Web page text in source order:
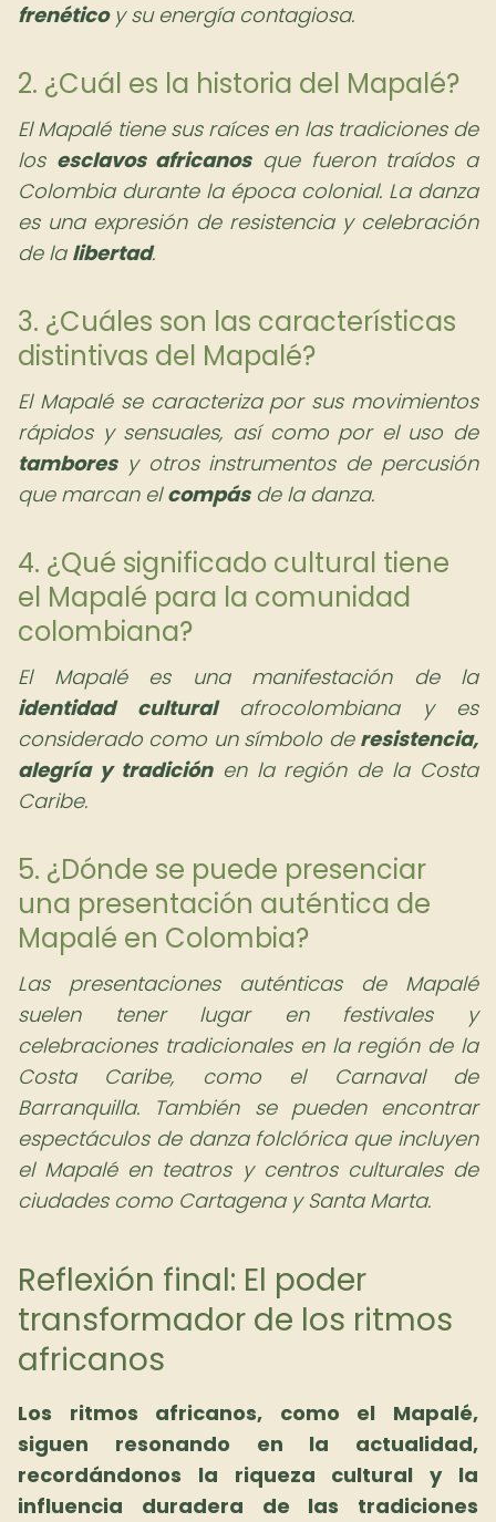
frenéticoy su energía contagiosa.
2. ¿Cuál es la historia del Mapalé?
El Mapalé tiene sus raíces en las tradiciones de
los esclavos africanosque fueron traídos a
Colombia durante la época colonial. La danza
es una expresión de resistencia y celebración
de la libertad.
3. ¿Cuáles son las características
distintivas del Mapalé?
El Mapalé se caracteriza por sus movimientos
rápidos y sensuales, así como por el uso de
tamboresy otros instrumentos de percusión
que marcan elcompásde la danza.
4. ¿Qué significado cultural tiene
el Mapalé para la comunidad
colombiana?
El Mapalé es una manifestación de la
identidad culturalafrocolombiana y es
considerado como un símbolo de resistencia,
alegría y tradiciónen la región de la Costa
Caribe.
5. ¿Dónde se puede presenciar
una presentación auténtica de
Mapalé en Colombia?
Las presentaciones auténticas de Mapalé
suelen tener lugar en festivales y
celebraciones tradicionales en la región de la
Costa Caribe, como el Carnaval de
Barranquilla. También se pueden encontrar
espectáculos de danza folclórica que incluyen
el Mapalé en teatros y centros culturales de
ciudades como Cartagena y Santa Marta.
Reflexión final: El poder
transformador de los ritmos
africanos
Los ritmos africanos, como el Mapalé,
siguen resonando en la actualidad,
recordándonos la riqueza cultural y la
influencia duradera de las tradiciones